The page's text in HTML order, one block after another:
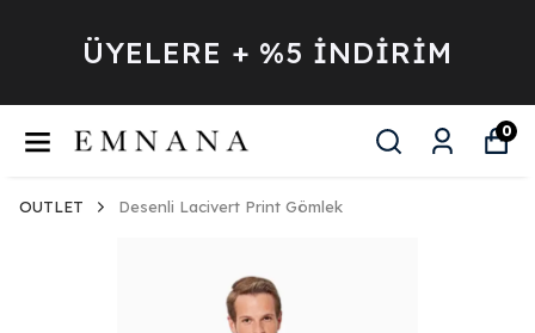
ÜYELERE + %5 İNDİRİM
0
OUTLET Desenli Lacivert Print Gömlek